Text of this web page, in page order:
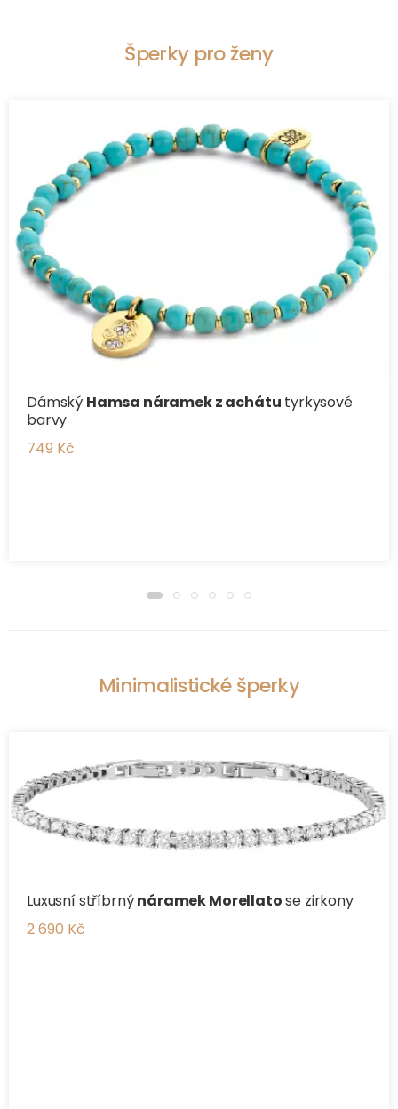
Šperky pro ženy
Dámský Hamsa náramek z achátu tyrkysové
barvy
749 Kč
Minimalistické šperky
Luxusní stříbrnýnáramek Morellatose zirkony
2 690 Kč